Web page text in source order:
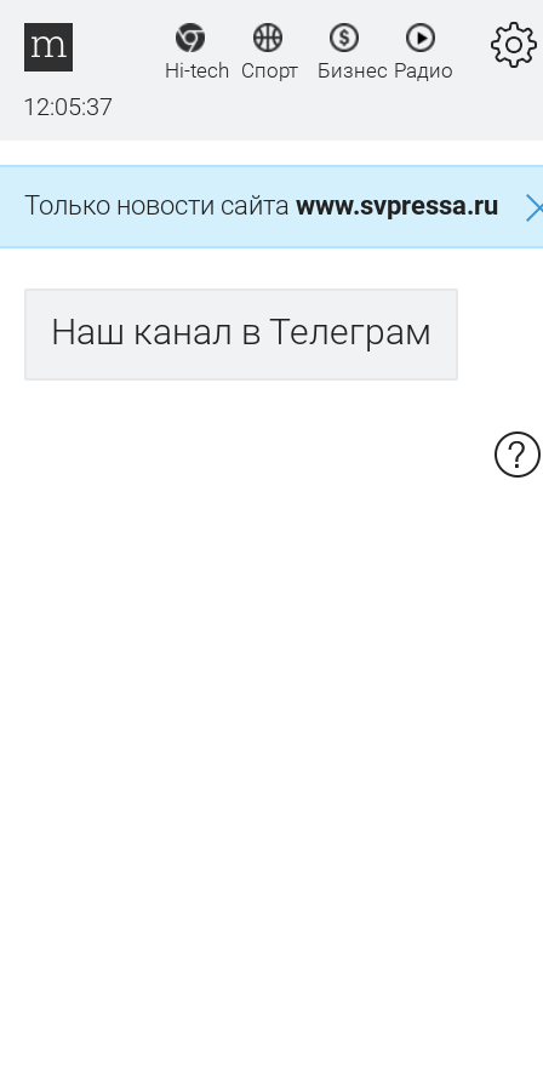
12:05:37
Hi-tech Спорт Бизнес Радио
Только новости сайта www.svpressa.ru
Наш канал в Телеграм